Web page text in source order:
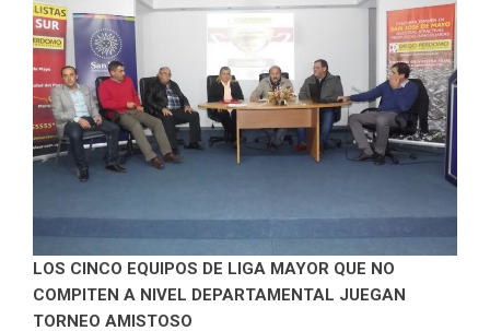
LOS CINCO EQUIPOS DE LIGA MAYOR QUE NO
COMPITEN A NIVEL DEPARTAMENTAL JUEGAN
TORNEO AMISTOSO